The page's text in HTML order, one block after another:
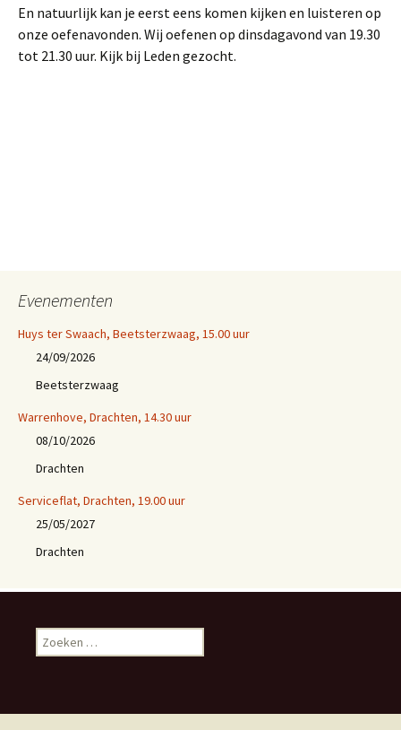
En natuurlijk kan je eerst eens komen kijken en luisteren op
onze oefenavonden. Wij oefenen op dinsdagavond van 19.30
tot 21.30 uur. Kijk bij Leden gezocht.
Evenementen
Huys ter Swaach, Beetsterzwaag, 15.00 uur
24/09/2026
Beetsterzwaag
Warrenhove, Drachten, 14.30 uur
08/10/2026
Drachten
Serviceflat, Drachten, 19.00 uur
25/05/2027
Drachten
o
e